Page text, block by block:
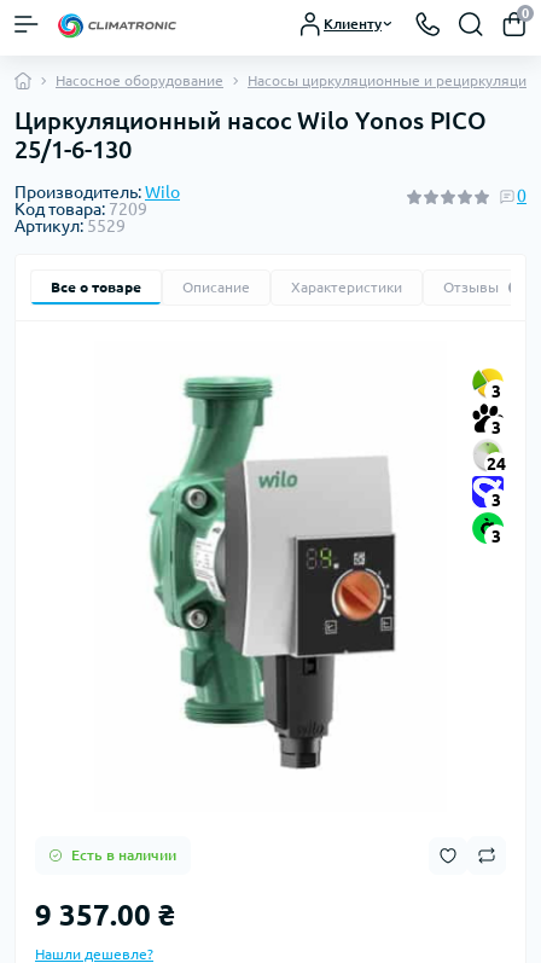
Клиенту
0
Насосное оборудование Насосы циркуляционные и
Циркуляционный насос Wilo Yonos PICO
25/1-6-130
Производитель:Wilo
Код товара: 7209
Артикул: 5529
0
Все о товаре Описание Характеристики Отзывы
3
3
24
3
3
Есть в наличии
9 357.00 ₴
Нашли дешевле?